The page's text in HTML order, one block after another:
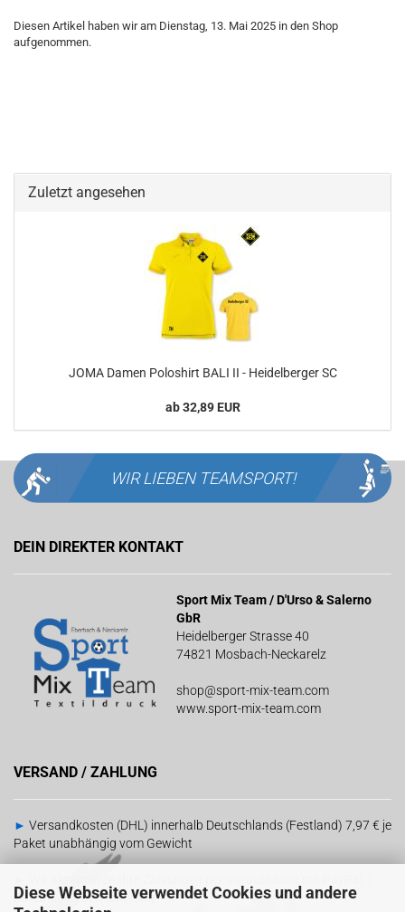
Diese Webseite verwendet Cookies und andere
Diesen Artikel haben wir am Dienstag, 13. Mai 2025 in den Shop
aufgenommen.
Zuletzt angesehen
JOMA Damen Poloshirt BALI II - Heidelberger SC
ab 32,89 EUR
WIR LIEBEN TEAMSPORT!
DEIN DIREKTER KONTAKT
Sport Mix Team / D'Urso & Salerno
GbR
Heidelberger Strasse 40
74821 Mosbach-Neckarelz
shop@sport-mix-team.com
www.sport-mix-team.com
VERSAND / ZAHLUNG
► Versandkosten (DHL) innerhalb Deutschlands (Festland) 7,97 € je
Paket unabhängig vom Gewicht
Barzahlung bei Abholung